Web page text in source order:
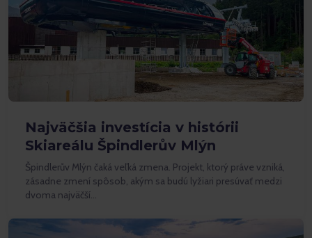
Najväčšia investícia v histórii
Skiareálu Špindlerův Mlýn
Špindlerův Mlýn čaká veľká zmena. Projekt, ktorý práve vzniká,
zásadne zmení spôsob, akým sa budú lyžiari presúvať medzi
dvoma najväčší…